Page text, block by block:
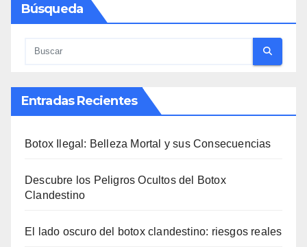
Búsqueda
Entradas Recientes
Botox Ilegal: Belleza Mortal y sus Consecuencias
Descubre los Peligros Ocultos del Botox
Clandestino
El lado oscuro del botox clandestino: riesgos reales